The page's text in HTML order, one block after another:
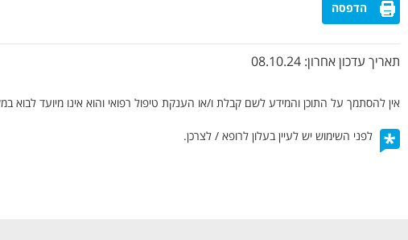
הדפסה
תאריך עדכון אחרון: 08.10.24
אין להסתמך על התוכן והמידע לשם קבלת ו/או הענקת טיפול רפואי והוא אינו מיועד לבוא
לפני השימוש יש לעיין בעלון לרופא / לצרכן.